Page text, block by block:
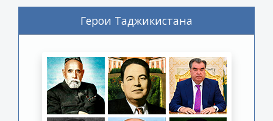
Герои Таджикистана